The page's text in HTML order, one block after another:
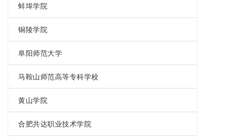
蚌埠学院
铜陵学院
阜阳师范大学
马鞍山师范高等专科学校
黄山学院
合肥共达职业技术学院